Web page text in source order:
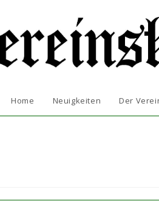
Home Neuigkeiten Der